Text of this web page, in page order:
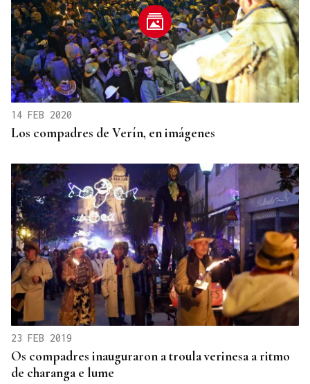
14 FEB 2020
Los compadres de Verín, en imágenes
23 FEB 2019
Os compadres inauguraron a troula verinesa a ritmo
de charanga e lume